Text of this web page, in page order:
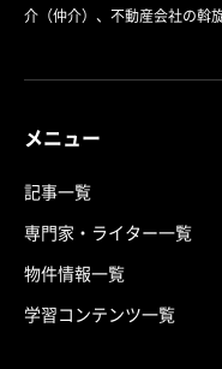
介（仲介）、不動産会社の斡
メニュー
記事一覧
専門家・ライター一覧
物件情報一覧
学習コンテンツ一覧